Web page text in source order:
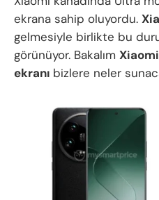
ekrana sahip oluyordu.
gelmesiyle birlikte bu
görünüyor. Bakalım
ekranı bizlere neler